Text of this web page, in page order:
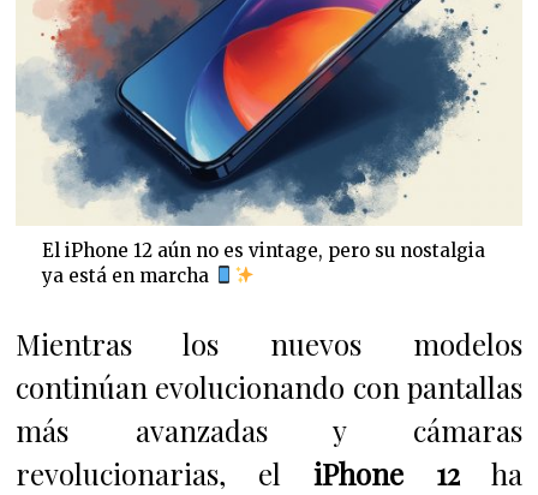
El iPhone 12 aún no es vintage, pero su nostalgia
ya está en marcha
Mientras los nuevos modelos
continúan evolucionando con pantallas
más avanzadas y cámaras
revolucionarias, el iPhone 12ha